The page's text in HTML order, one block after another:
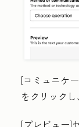
[コミュニケ
をクリック